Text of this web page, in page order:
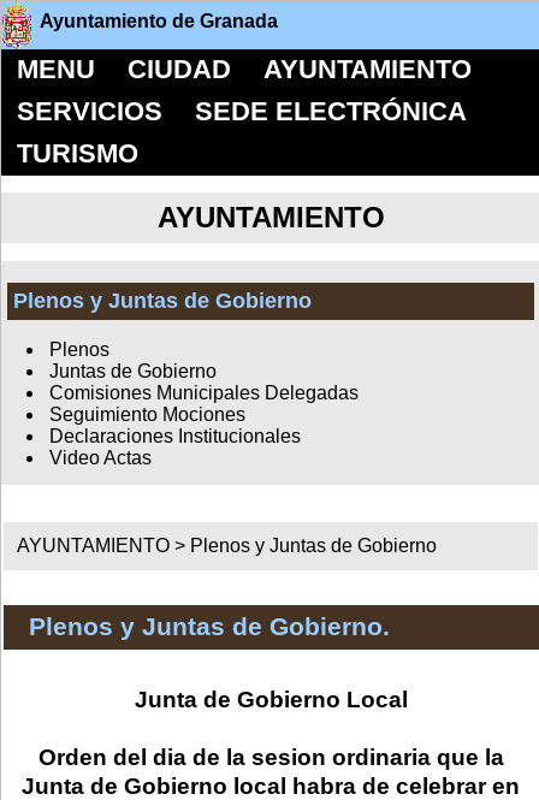
Ayuntamiento de Granada
MENU CIUDAD
AYUNTAMIENTO
SERVICIOS
SEDE ELECTRÓNICA
TURISMO
AYUNTAMIENTO
Plenos y Juntas de Gobierno
Plenos
Juntas de Gobierno
Comisiones Municipales Delegadas
Seguimiento Mociones
Declaraciones Institucionales
Video Actas
AYUNTAMIENTO > Plenos y Juntas de Gobierno
Plenos y Juntas de Gobierno.
Junta de Gobierno Local
Orden del dia de la sesion ordinaria que la
Junta de Gobierno local habra de celebrar en